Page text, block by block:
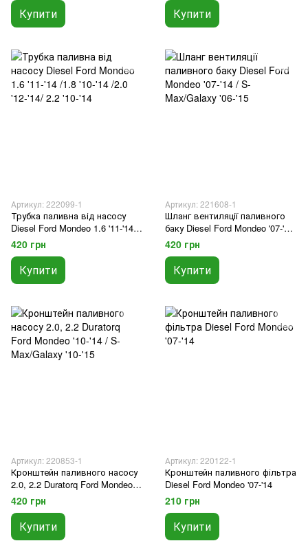
Купити Купити
Артикул: 222099-1
Трубка паливна від насосу
Diesel Ford Mondeo 1.6 '11-'14
/1.8 '10-'14 /2.0 '12-'14/ 2.2 '10-
'14
420 грн
Купити
Артикул: 221608-1
Шланг вентиляції паливного
баку Diesel Ford Mondeo '07-'14
/ S-Max/Galaxy '06-'15
420 грн
Купити
Артикул: 220853-1
Кронштейн паливного насосу
2.0, 2.2 Duratorq Ford Mondeo
'10-'14 / S-Max/Galaxy '10-'15
420 грн
Купити
Артикул: 220122-1
Кронштейн паливного фільтра
Diesel Ford Mondeo '07-'14
210 грн
Купити